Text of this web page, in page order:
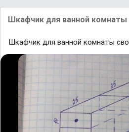
Шкафчик для ванной комнаты
Шкафчик для ванной комнаты